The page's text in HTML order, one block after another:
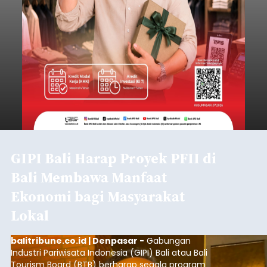
GIPI Bali Harap Proyek PFII di
Bali Membawa Manfaat
Ekonomi bagi Masyarakat
Lokal
balitribune.co.id | Denpasar - Gabungan
Industri Pariwisata Indonesia (GIPI) Bali atau Bali